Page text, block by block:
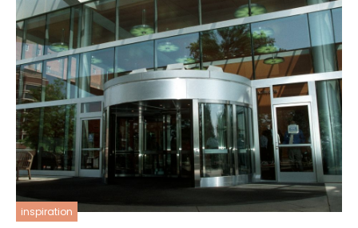
inspiration